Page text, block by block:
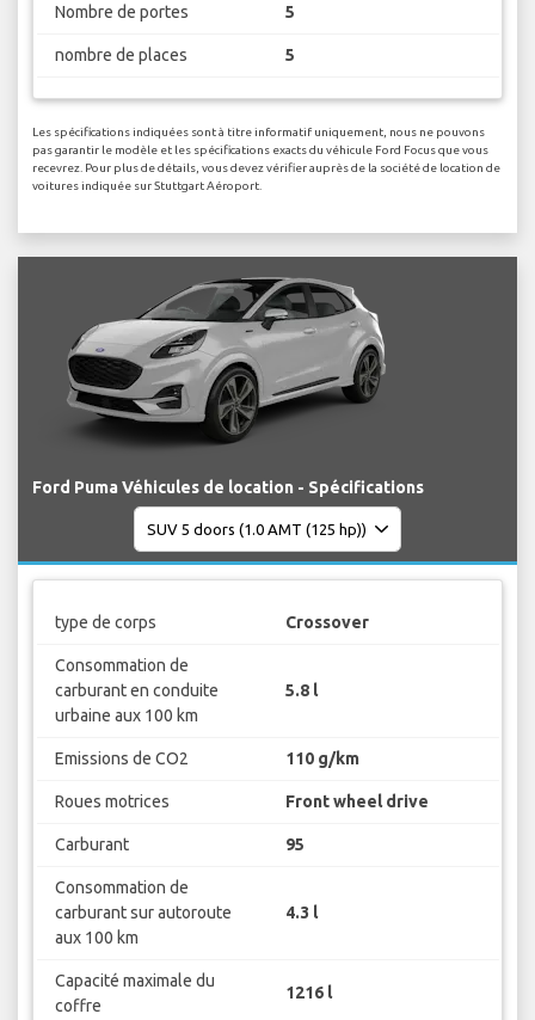
Nombre de portes 5
nombre de places 5
Les spécifications indiquées sont à titre informatif uniquement, nous ne pouvons
pas garantir le modèle et les spécifications exacts du véhicule Ford Focus que vous
recevrez. Pour plus de détails, vous devez vérifier auprès de la société de location de
voitures indiquée sur Stuttgart Aéroport.
Ford Puma Véhicules de location - Spécifications
type de corps Crossover
Consommation de
carburant en conduite
urbaine aux 100 km
5.8 l
Emissions de CO2 110 g/km
Roues motrices Front wheel drive
Carburant 95
Consommation de
carburant sur autoroute
aux 100 km
4.3 l
Capacité maximale du
coffre
1216 l